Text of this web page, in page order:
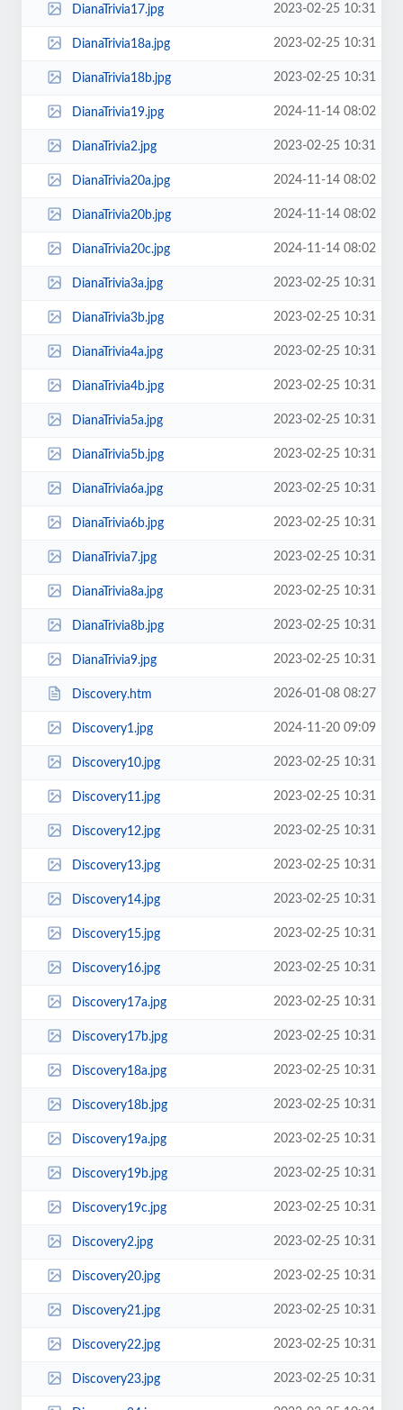
DianaTrivia17.jpg 2023-02-25 10:31
DianaTrivia18a.jpg 2023-02-25 10:31
DianaTrivia18b.jpg 2023-02-25 10:31
DianaTrivia19.jpg 2024-11-14 08:02
DianaTrivia2.jpg 2023-02-25 10:31
DianaTrivia20a.jpg 2024-11-14 08:02
DianaTrivia20b.jpg 2024-11-14 08:02
DianaTrivia20c.jpg 2024-11-14 08:02
DianaTrivia3a.jpg 2023-02-25 10:31
DianaTrivia3b.jpg 2023-02-25 10:31
DianaTrivia4a.jpg 2023-02-25 10:31
DianaTrivia4b.jpg 2023-02-25 10:31
DianaTrivia5a.jpg 2023-02-25 10:31
DianaTrivia5b.jpg 2023-02-25 10:31
DianaTrivia6a.jpg 2023-02-25 10:31
DianaTrivia6b.jpg 2023-02-25 10:31
DianaTrivia7.jpg 2023-02-25 10:31
DianaTrivia8a.jpg 2023-02-25 10:31
DianaTrivia8b.jpg 2023-02-25 10:31
DianaTrivia9.jpg 2023-02-25 10:31
Discovery.htm 2026-01-08 08:27
Discovery1.jpg 2024-11-20 09:09
Discovery10.jpg 2023-02-25 10:31
Discovery11.jpg 2023-02-25 10:31
Discovery12.jpg 2023-02-25 10:31
Discovery13.jpg 2023-02-25 10:31
Discovery14.jpg 2023-02-25 10:31
Discovery15.jpg 2023-02-25 10:31
Discovery16.jpg 2023-02-25 10:31
Discovery17a.jpg 2023-02-25 10:31
Discovery17b.jpg 2023-02-25 10:31
Discovery18a.jpg 2023-02-25 10:31
Discovery18b.jpg 2023-02-25 10:31
Discovery19a.jpg 2023-02-25 10:31
Discovery19b.jpg 2023-02-25 10:31
Discovery19c.jpg 2023-02-25 10:31
Discovery2.jpg 2023-02-25 10:31
Discovery20.jpg 2023-02-25 10:31
Discovery21.jpg 2023-02-25 10:31
Discovery22.jpg 2023-02-25 10:31
Discovery23.jpg 2023-02-25 10:31